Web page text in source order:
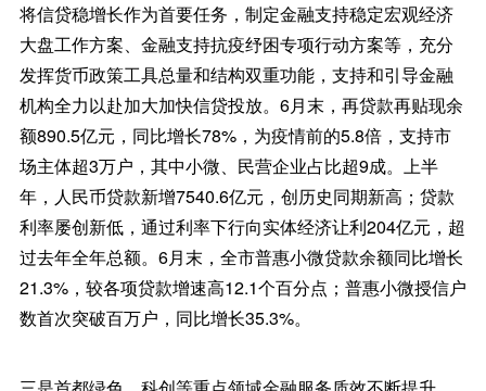
将信贷稳增长作为首要任务，制定金融支持稳定宏观经济
大盘工作方案、金融支持抗疫纾困专项行动方案等，充分
发挥货币政策工具总量和结构双重功能，支持和引导金融
机构全力以赴加大加快信贷投放。6月末，再贷款再贴现余
额890.5亿元，同比增长78%，为疫情前的5.8倍，支持市
场主体超3万户，其中小微、民营企业占比超9成。上半
年，人民币贷款新增7540.6亿元，创历史同期新高；贷款
利率屡创新低，通过利率下行向实体经济让利204亿元，超
过去年全年总额。6月末，全市普惠小微贷款余额同比增长
21.3%，较各项贷款增速高12.1个百分点；普惠小微授信户
数首次突破百万户，同比增长35.3%。